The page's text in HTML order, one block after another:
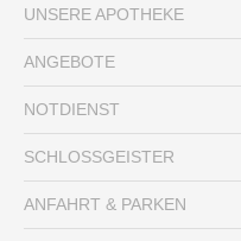
UNSERE APOTHEKE
ANGEBOTE
NOTDIENST
SCHLOSSGEISTER
ANFAHRT & PARKEN